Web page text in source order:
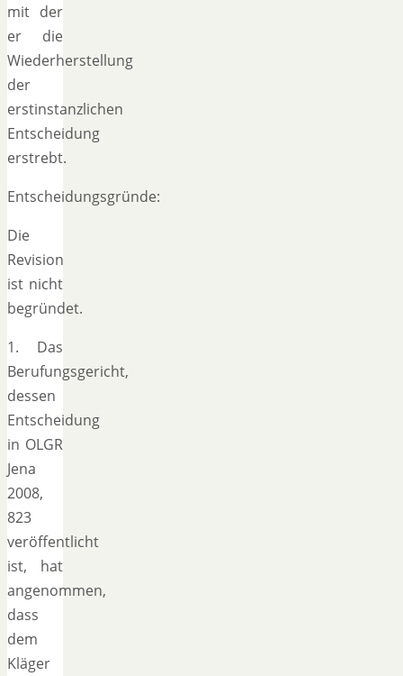
mit der
er die
Wiederherstellung
der
erstinstanzlichen
Entscheidung
erstrebt.
Entscheidungsgründe:
Die
Revision
ist nicht
begründet.
1. Das
Berufungsgericht,
dessen
Entscheidung
in OLGR
Jena
2008,
823
veröffentlicht
ist, hat
angenommen,
dass
dem
Kläger